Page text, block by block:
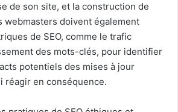
de son site, et la construction de
webmasters doivent également
de SEO, comme le trafic
des mots-clés, pour identifier
potentiels des mises à jour
réagir en conséquence.